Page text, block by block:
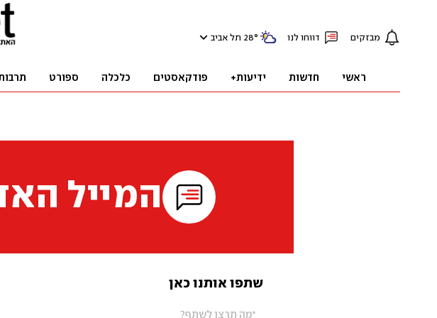
מבזקים דווחו לנו 28° תל אביב
ראשי חדשות ידיעות+ פודקאסטים כלכלה ספורט
המייל
שתפו אותנו כאן